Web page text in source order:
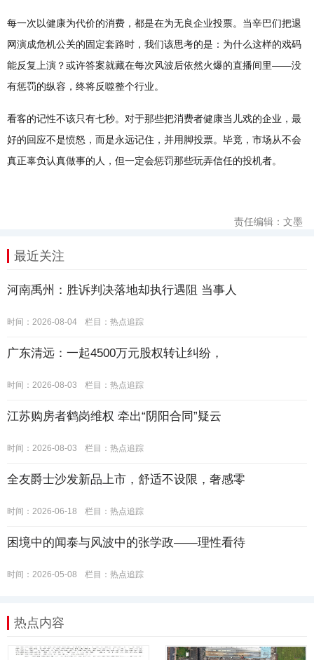
每一次以健康为代价的消费，都是在为无良企业投票。当辛巴们把退
网演成危机公关的固定套路时，我们该思考的是：为什么这样的戏码
能反复上演？或许答案就藏在每次风波后依然火爆的直播间里——没
有惩罚的纵容，终将反噬整个行业。
看客的记性不该只有七秒。对于那些把消费者健康当儿戏的企业，最
好的回应不是愤怒，而是永远记住，并用脚投票。毕竟，市场从不会
真正辜负认真做事的人，但一定会惩罚那些玩弄信任的投机者。
责任编辑：文墨
最近关注
河南禹州：胜诉判决落地却执行遇阻 当事人
时间：2026-08-04 栏目： 热点追踪
广东清远：一起4500万元股权转让纠纷，
时间：2026-08-03 栏目： 热点追踪
江苏购房者鹤岗维权 牵出“阴阳合同”疑云
时间：2026-08-03 栏目： 热点追踪
全友爵士沙发新品上市，舒适不设限，奢感零
时间：2026-06-18 栏目： 热点追踪
困境中的闻泰与风波中的张学政——理性看待
时间：2026-05-08 栏目： 热点追踪
热点内容